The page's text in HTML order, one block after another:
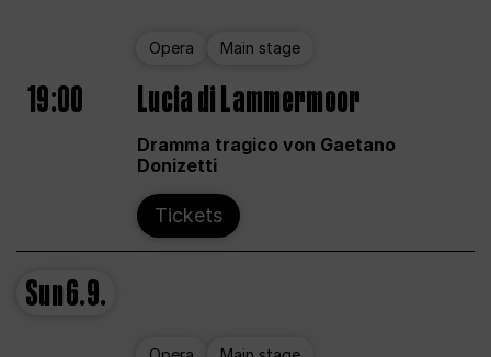
Opera Main stage
19:00 Lucia di Lammermoor
Dramma tragico von Gaetano
Donizetti
Tickets
Sun6.9.